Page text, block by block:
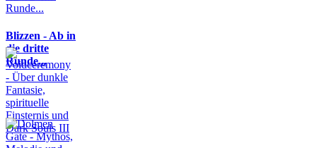
Blizzen - Ab in
die dritte
Runde...